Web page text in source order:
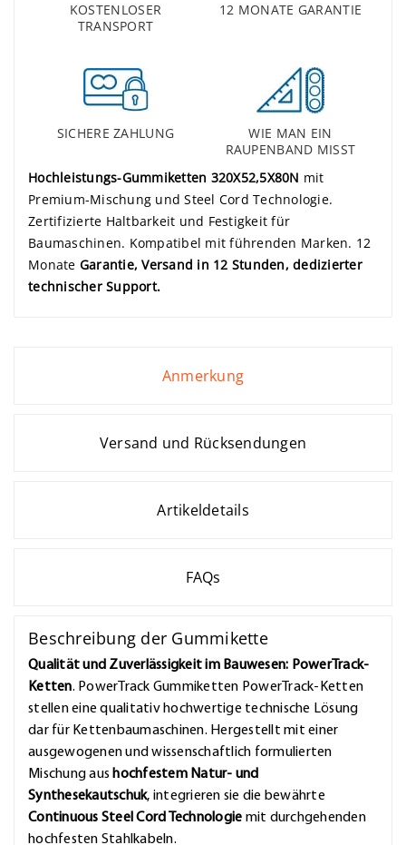
KOSTENLOSER
TRANSPORT
12 MONATE GARANTIE
SICHERE ZAHLUNG
WIE MAN EIN
RAUPENBAND MISST
Hochleistungs-Gummiketten 320X52,5X80N mit
Premium-Mischung und Steel Cord Technologie.
Zertifizierte Haltbarkeit und Festigkeit für
Baumaschinen. Kompatibel mit führenden Marken. 12
Monate Garantie, Versand in 12 Stunden, dedizierter
technischer Support.
Anmerkung
Versand und Rücksendungen
Artikeldetails
FAQs
Beschreibung der Gummikette
Qualität und Zuverlässigkeit im Bauwesen: PowerTrack-
Ketten. PowerTrack Gummiketten PowerTrack-Ketten
stellen eine qualitativ hochwertige technische Lösung
dar für Kettenbaumaschinen. Hergestellt mit einer
ausgewogenen und wissenschaftlich formulierten
Mischung aus hochfestem Natur- und
Synthesekautschuk, integrieren sie die bewährte
Continuous Steel Cord Technologie mit durchgehenden
hochfesten Stahlkabeln.